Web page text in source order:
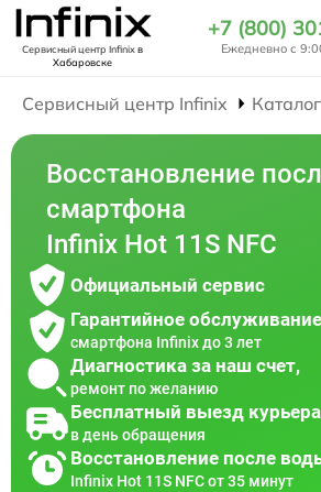
Сервисный центр Infinixв
Хабаровске
+7 (800)
Ежедневно с
Сервисный центр Infinix
Восстановление
смартфона
Infinix Hot 11S NFC
Официальный сервис
Гарантийное обслуживание
смартфона Infinix до 3 лет
Диагностика за наш счет,
ремонт по желанию
Бесплатный выезд курьера
в день обращения
Восстановление после
Infinix Hot 11S NFC от 35 минут